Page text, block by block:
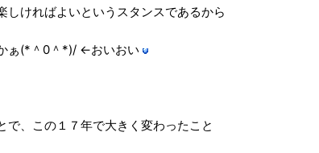
しければよいというスタンスであるから
ぁ(*＾0＾*)/ ←おいおい
で、この１７年で大きく変わったこと